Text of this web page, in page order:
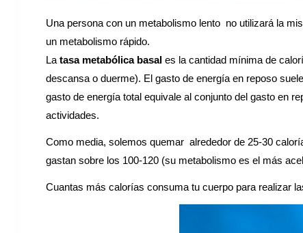
Una persona con un metabolismo lento no utilizará la
un metabolismo rápido.
La tasa metabólica basal es la cantidad mínima de
descansa o duerme). El gasto de energía en reposo
gasto de energía total equivale al conjunto del gasto en
actividades.
Como media, solemos quemar alrededor de 25-30
gastan sobre los 100-120 (su metabolismo es el más
Cuantas más calorías consuma tu cuerpo para realizar